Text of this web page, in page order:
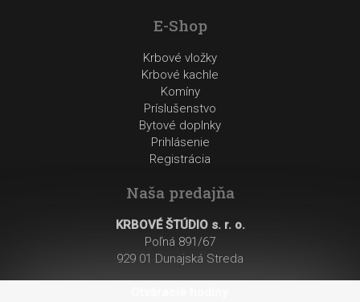
E-Shop
Krbové vložky
Krbové kachle
Komíny
Príslušenstvo
Bytové doplnky
Prihlásenie
Registrácia
Naša predajňa
KRBOVÉ ŠTÚDIO s. r. o.
Poľná 891/67
929 01 Dunajská Streda